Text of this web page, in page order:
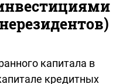
капитала в
кредитных